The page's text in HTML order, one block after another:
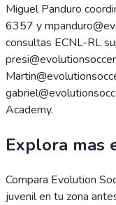
Miguel Panduro
6357 y
consultas ECNL-RL
Academy.
Explora mas
Compara Evolution
juvenil en tu zona